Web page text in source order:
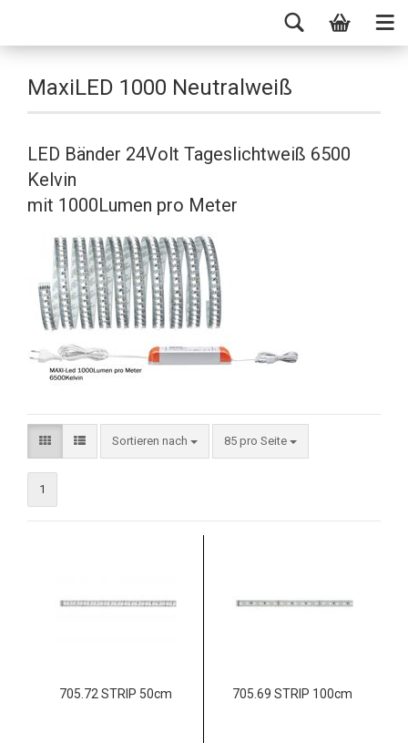
MaxiLED 1000 Neutralweiß
LED Bänder 24Volt Tageslichtweiß 6500
Kelvin
mit 1000Lumen pro Meter
Sortieren nach 85 pro Seite
1
705.72 STRIP 50cm 705.69 STRIP 100cm